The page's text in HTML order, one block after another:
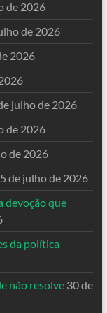
de 2026
de 2026
2026
julho de 2026
de 2026
de 2026
5 de julho de 2026
devoção que
da política
não resolve 30 de